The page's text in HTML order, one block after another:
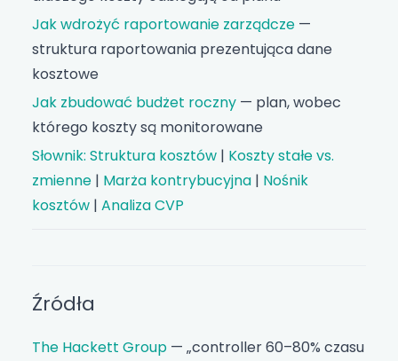
Jak wdrożyć raportowanie zarządcze —
struktura raportowania prezentująca dane
kosztowe
Jak zbudować budżet roczny — plan, wobec
którego koszty są monitorowane
Słownik: Struktura kosztów | Koszty stałe vs.
zmienne | Marża kontrybucyjna | Nośnik
kosztów | Analiza CVP
Źródła
The Hackett Group — „controller 60–80% czasu